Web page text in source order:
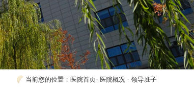
当前您的位置： 医院首页- 医院概况 -领导班子